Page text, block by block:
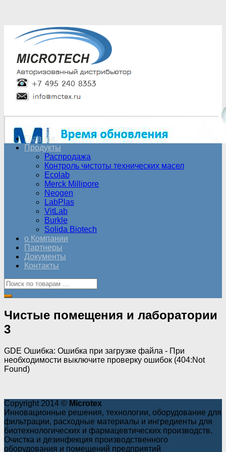
Главная
Продукты
Распродажа
Контроль чистоты технических масел
Ecolab
Merck Millipore
Neogen
LabPlas
VitLab
Burkle
Solida Biotech
о Компании
Партнеры
Документы
Контакты
Чистые помещения и лаборатории
3
GDE Ошибка: Ошибка при загрузке файла - При
необходимости выключите проверку ошибок (404:Not
Found)
Copyright 2014 © Microtex
Инновационные решения, технологии, оборудование для
фильтрации, расходные материалы и ингредиенты для
биотехнологических и фармацевтических производств.
Очистка и дезинфекция производственного
оборудования и помещений предприятий